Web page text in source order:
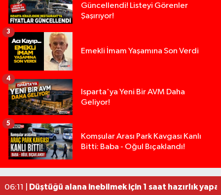
Güncellendi! Listeyi Görenler
Şaşırıyor!
Emekli İmam Yaşamına Son Verdi
3
Isparta'ya Yeni Bir AVM Daha
Geliyor!
4
Komşular Arası Park Kavgası Kanlı
Bitti: Baba - Oğul Bıçaklandı!
5
09:47 |Tarsus'ta silahlı kavga: Kuzenlerden biri öldü,
09:44 |Yasal sınırın yaklaşık 10 katı alkollü çıkan
09:43 |Milyonluk miras kavgasında anne-kız yüzleşti:
06:11 |
Düştüğü alana inebilmek için 1 saat hazırlık